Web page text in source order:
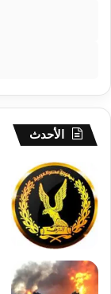
ل
و
الأحدث